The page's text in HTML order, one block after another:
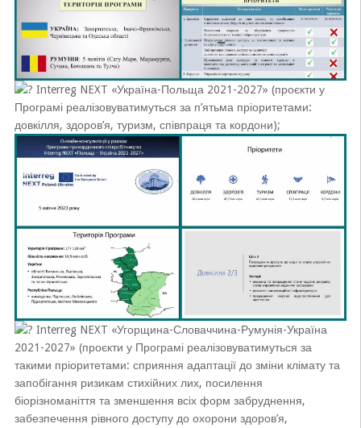
Interreg NEXT «Україна-Польща 2021-2027» (проєкти у
Програмі реалізовуватимуться за п’ятьма пріоритетами:
довкілля, здоров’я, туризм, співпраця та кордони);
Interreg NEXT «Угорщина-Словаччина-Румунія-Україна
2021-2027» (проєкти у Програмі реалізовуватимуться за
такими пріоритетами: сприяння адаптації до зміни клімату та
запобігання ризикам стихійних лих, посилення
біорізноманіття та зменшення всіх форм забруднення,
забезпечення рівного доступу до охорони здоров’я,